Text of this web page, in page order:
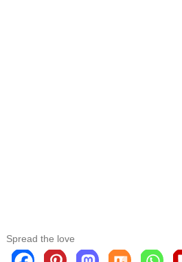
Spread the love